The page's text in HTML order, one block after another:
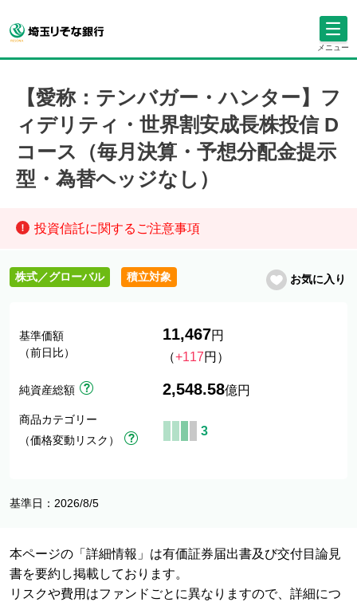
メニュー
【愛称：テンバガー・ハンター】フ
ィデリティ・世界割安成長株投信 D
コース（毎月決算・予想分配金提示
型・為替ヘッジなし）
投資信託に関するご注意事項
株式／グローバル 積立対象 お気に入り
基準価額
（前日比）
11,467円
（+117円）
純資産総額 2,548.58億円
商品カテゴリー
（価格変動リスク）
3
基準日：2026/8/5
本ページの「詳細情報」は有価証券届出書及び交付目論見
書を要約し掲載しております。
リスクや費用はファンドごとに異なりますので、詳細につ